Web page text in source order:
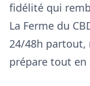
fidélité qui
La Ferme du
24/48h partout,
prépare tout en